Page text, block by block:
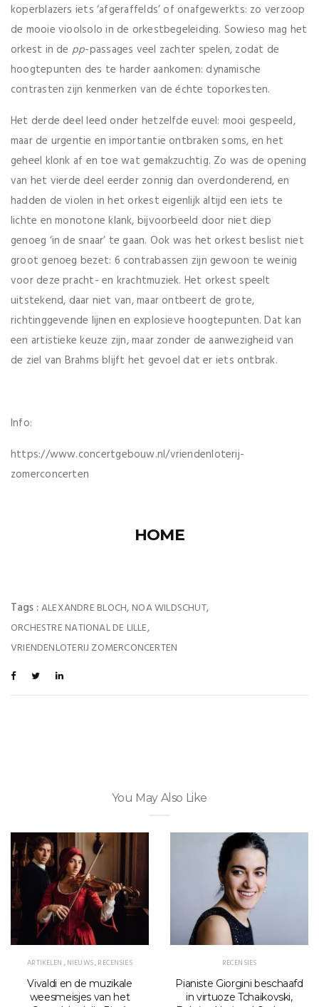
koperblazers iets ‘afgeraffelds’ of onafgewerkts: zo verzoop
de mooie vioolsolo in de orkestbegeleiding. Sowieso mag het
orkest in de pp-passages veel zachter spelen, zodat de
hoogtepunten des te harder aankomen: dynamische
contrasten zijn kenmerken van de échte toporkesten.
Het derde deel leed onder hetzelfde euvel: mooi gespeeld,
maar de urgentie en importantie ontbraken soms, en het
geheel klonk af en toe wat gemakzuchtig. Zo was de opening
van het vierde deel eerder zonnig dan overdonderend, en
hadden de violen in het orkest eigenlijk altijd een iets te
lichte en monotone klank, bijvoorbeeld door niet diep
genoeg ‘in de snaar’ te gaan. Ook was het orkest beslist niet
groot genoeg bezet: 6 contrabassen zijn gewoon te weinig
voor deze pracht- en krachtmuziek. Het orkest speelt
uitstekend, daar niet van, maar ontbeert de grote,
richtinggevende lijnen en explosieve hoogtepunten. Dat kan
een artistieke keuze zijn, maar zonder de aanwezigheid van
de ziel van Brahms blijft het gevoel dat er iets ontbrak.
Info:
https://www.concertgebouw.nl/vriendenloterij-
zomerconcerten
HOME
Tags :ALEXANDRE BLOCH, NOA WILDSCHUT,
ORCHESTRE NATIONAL DE LILLE,
VRIENDENLOTERIJ ZOMERCONCERTEN
You May Also Like
ARTIKELEN ,NIEUWS,RECENSIES
Vivaldi en de muzikale
weesmeisjes van het
RECENSIES
Pianiste Giorgini beschaafd
in virtuoze Tchaikovski,